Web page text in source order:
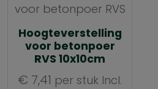
Hoogteverstelling
voor betonpoer
RVS 10x10cm
€ 7,41 per stuk Incl.